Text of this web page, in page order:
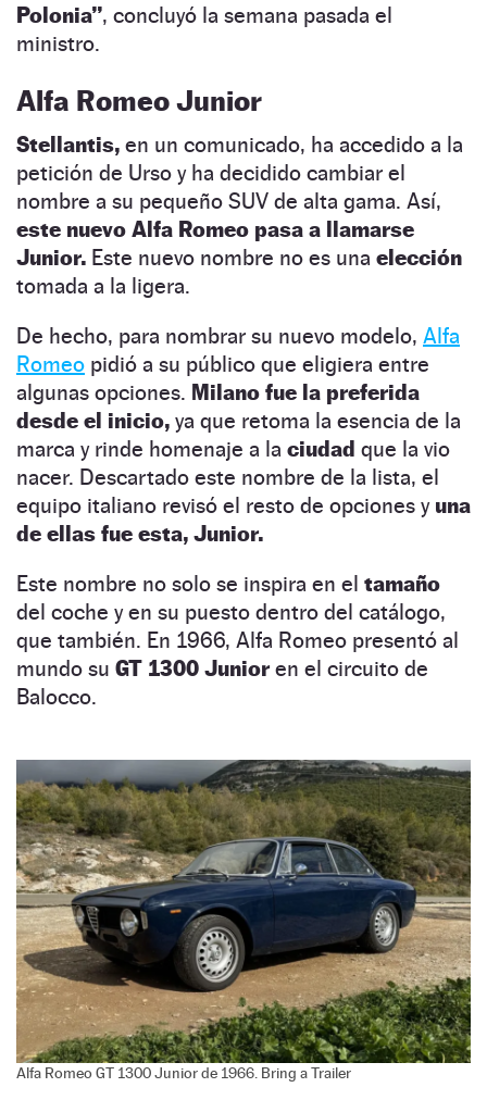
Polonia”, concluyó la semana pasada el
ministro.
Alfa Romeo Junior
Stellantis, en un comunicado, ha accedido a la
petición de Urso y ha decidido cambiar el
nombre a su pequeño SUV de alta gama. Así,
este nuevo Alfa Romeo pasa a llamarse
Junior. Este nuevo nombre no es una elección
tomada a la ligera.
De hecho, para nombrar su nuevo modelo, Alfa
Romeo pidió a su público que eligiera entre
algunas opciones. Milano fue la preferida
desde el inicio, ya que retoma la esencia de la
marca y rinde homenaje a la ciudad que la vio
nacer. Descartado este nombre de la lista, el
equipo italiano revisó el resto de opciones yuna
de ellas fue esta, Junior.
Este nombre no solo se inspira en el tamaño
del coche y en su puesto dentro del catálogo,
que también. En 1966, Alfa Romeo presentó al
mundo su GT 1300 Junioren el circuito de
Balocco.
Alfa Romeo GT 1300 Junior de 1966. Bring a Trailer